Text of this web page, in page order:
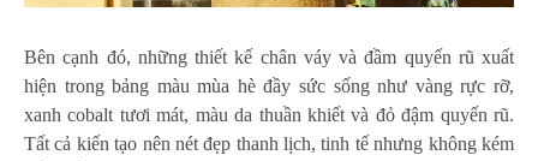
Bên cạnh đó, những thiết kế chân váy và đầm quyến rũ xuất
hiện trong bảng màu mùa hè đầy sức sống như vàng rực rỡ,
xanh cobalt tươi mát, màu da thuần khiết và đỏ đậm quyến rũ.
Tất cả kiến tạo nên nét đẹp thanh lịch, tinh tế nhưng không kém